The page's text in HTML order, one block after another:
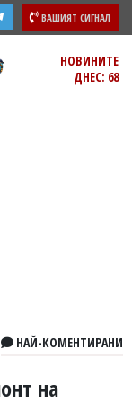
ВАШИЯТ СИГНАЛ
НОВИНИТЕ
ДНЕС: 68
НАЙ-КОМЕНТИРАНИ
на